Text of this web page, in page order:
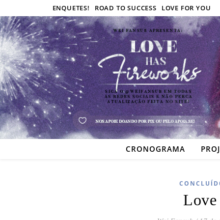
ENQUETES! ROAD TO SUCCESS LOVE FOR YOU
CRONOGRAMA
Love